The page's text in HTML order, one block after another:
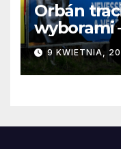
Orbán
wyborami
9 KWIETNIA,